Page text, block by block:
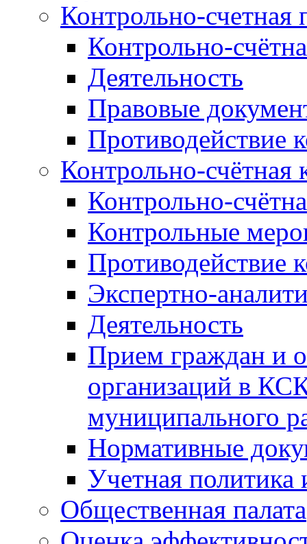
Контрольно-счетная
Контрольно-
Деятельность
Правовые
Противодействие
Контрольно-счётная
Контрольно-
Контрольные
Противодействие
Экспертно-
Деятельность
Прием граждан и
организаций в
муниципального
Нормативные
Учетная политика
Общественная палата